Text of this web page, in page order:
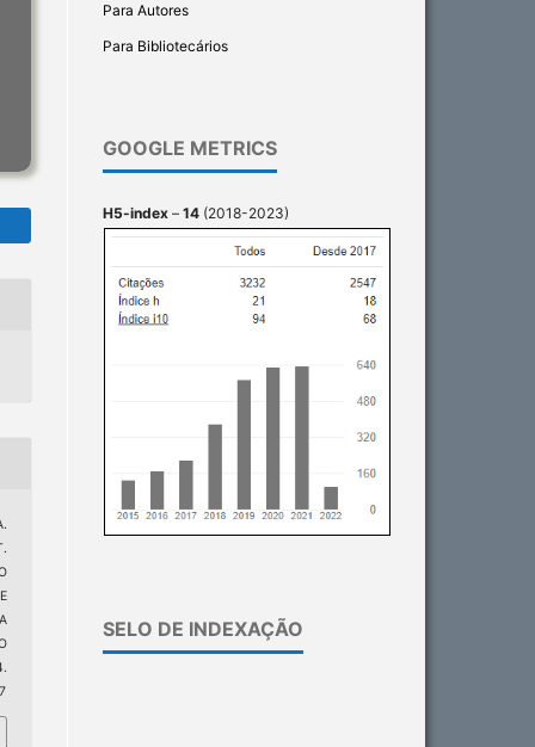
Para Autores
Para Bibliotecários
GOOGLE METRICS
H5-index – 14 (2018-2023)
SELO DE INDEXAÇÃO